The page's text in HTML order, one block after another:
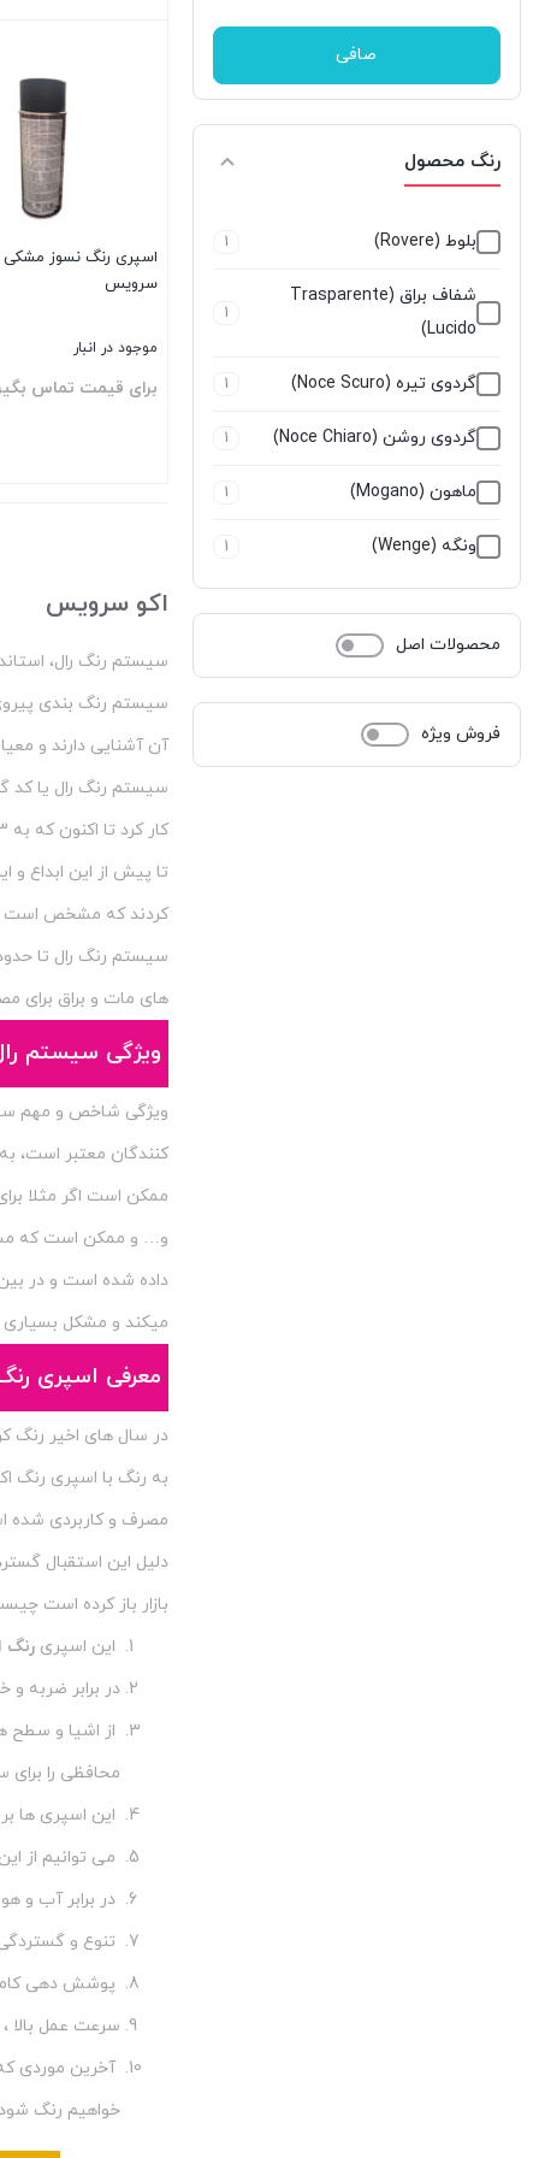
زتکس - Zettex 22
سلسیل
سودال 1
سیستا-sista 6
سینا 27
شمال shomal
غفاری 93
فورس 6
کاسپین
لازیو 12
لاکسیل 50
ماتادو
صافی
رنگ محصول
بلوط (Rovere) 1
شفاف براق (Trasparente
Lucido)
1
گردوی تیره (Noce Scuro) 1
گردوی روشن (Noce Chiaro) 1
ماهون (Mogano) 1
ونگه (Wenge) 1
محصولات اصل
فروش ویژه
اسپری رنگ نسوز مشکی
سرویس
موجود در انبار
برای قیمت تماس
اکو سرویس
سیستم رنگ رال،
سیستم رنگ بندی
آن آشنایی دارند و
کار کرد تا اکنون که به 213 رنگ رسیده است.
تا پیش از این ابداع
کردند که مشخص است
های مات و براق برای
ویژگی سیستم
ویژگی شاخص و مهم
کنندگان معتبر است،
ممکن است اگر مثلا
و… و ممکن است که
داده شده است و در
میکند و مشکل بسیاری
معرفی اسپری
در سال های اخیر رنگ
به رنگ با اسپری رنگ
مصرف و کاربردی شده
دلیل این استقبال
بازار باز کرده است
این اسپریرنگ
در برابر ضربه و
از اشیا و سطح
محافظی را
این اسپری ها
می توانیم از
در برابر آب و
تنوع و
پوشش دهی
سرعت عمل
آخرین موردی
خواهیم رنگ شود